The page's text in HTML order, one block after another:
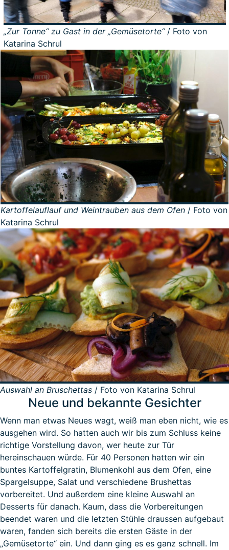
„Zur Tonne“ zu Gast in der „Gemüsetorte“/ Foto von
Katarina Schrul
Kartoffelauflauf und Weintrauben aus dem Ofen / Foto von
Katarina Schrul
Auswahl an Bruschettas / Foto von Katarina Schrul
Neue und bekannte Gesichter
Wenn man etwas Neues wagt, weiß man eben nicht, wie es
ausgehen wird. So hatten auch wir bis zum Schluss keine
richtige Vorstellung davon, wer heute zur Tür
hereinschauen würde. Für 40 Personen hatten wir ein
buntes Kartoffelgratin, Blumenkohl aus dem Ofen, eine
Spargelsuppe, Salat und verschiedene Brushettas
vorbereitet. Und außerdem eine kleine Auswahl an
Desserts für danach. Kaum, dass die Vorbereitungen
beendet waren und die letzten Stühle draussen aufgebaut
waren, fanden sich bereits die ersten Gäste in der
„Gemüsetorte“ ein. Und dann ging es es ganz schnell. Im